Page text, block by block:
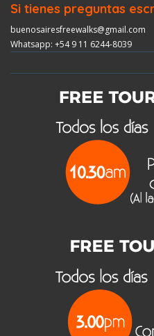
Si tienes preguntas
buenosairesfreewalks@gmail.com
Whatsapp: +54 9 11 6244-8039